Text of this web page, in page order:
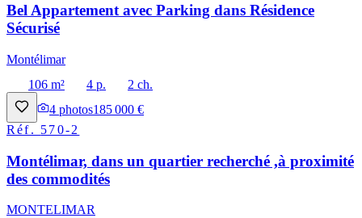
Bel Appartement avec Parking dans Résidence
Sécurisé
Montélimar
106 m²
4 p.
2 ch.
4 photos185 000 €
Réf. 570-2
Montélimar, dans un quartier recherché ,à proximité
des commodités
MONTELIMAR